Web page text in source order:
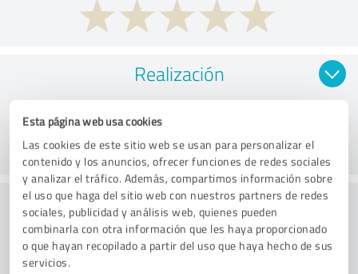
Esta página web usa cookies
Las cookies de este sitio web se usan para personalizar el
contenido y los anuncios, ofrecer funciones de redes sociales
y analizar el tráfico. Además, compartimos información sobre
el uso que haga del sitio web con nuestros partners de redes
sociales, publicidad y análisis web, quienes pueden
combinarla con otra información que les haya proporcionado
o que hayan recopilado a partir del uso que haya hecho de sus
servicios.
Realización
Consultoría